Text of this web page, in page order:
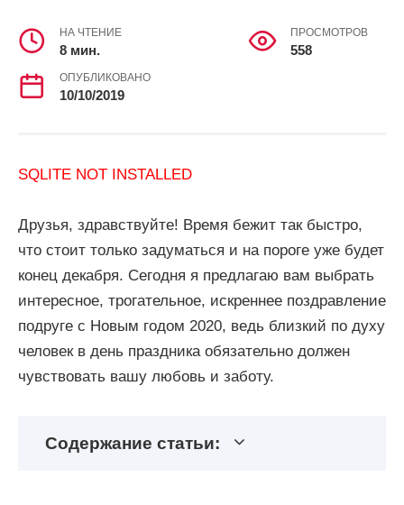
НА ЧТЕНИЕ
8 мин.
ПРОСМОТРОВ
558
ОПУБЛИКОВАНО
10/10/2019
SQLITE NOT INSTALLED
Друзья, здравствуйте! Время бежит так быстро,
что стоит только задуматься и на пороге уже будет
конец декабря. Сегодня я предлагаю вам выбрать
интересное, трогательное, искреннее поздравление
подруге с Новым годом 2020, ведь близкий по духу
человек в день праздника обязательно должен
чувствовать вашу любовь и заботу.
Содержание статьи: